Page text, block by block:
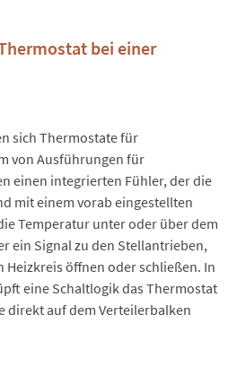
bei einer
sich Thermostate für
von Ausführungen für
einen integrierten Fühler, der die
mit einem vorab eingestellten
Temperatur unter oder über dem
ein Signal zu den Stellantrieben,
öffnen oder schließen. In
eine Schaltlogik das Thermostat
direkt auf dem Verteilerbalken